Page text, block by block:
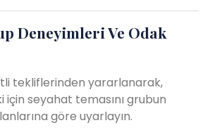
Deneyimleri Ve Odak
tekliflerinden yararlanarak,
seyahat temasını grubun
göre uyarlayın.